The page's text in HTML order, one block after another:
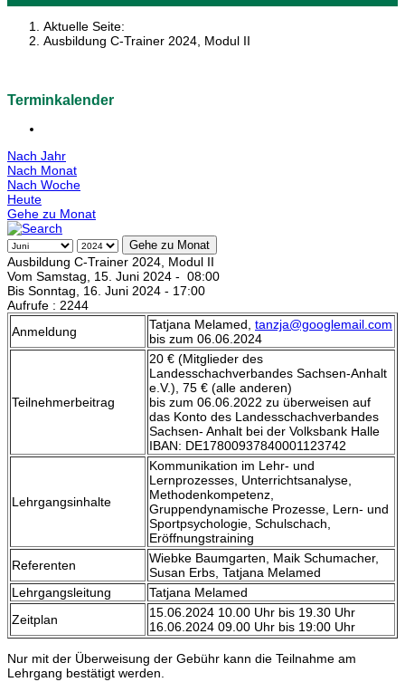
Aktuelle Seite:
Ausbildung C-Trainer 2024, Modul II
Terminkalender
Nach Jahr
Nach Monat
Nach Woche
Heute
Gehe zu Monat
Gehe zu Monat
Ausbildung C-Trainer 2024, Modul II
Vom Samstag, 15. Juni 2024 - 08:00
Bis Sonntag, 16. Juni 2024 - 17:00
Aufrufe : 2244
Anmeldung
Tatjana Melamed, tanzja@googlemail.com
bis zum 06.06.2024
Teilnehmerbeitrag
20 € (Mitglieder des
Landesschachverbandes Sachsen-Anhalt
e.V.), 75 € (alle anderen)
bis zum 06.06.2022 zu überweisen auf
das Konto des Landesschachverbandes
Sachsen- Anhalt bei der Volksbank Halle
IBAN: DE17800937840001123742
Lehrgangsinhalte
Kommunikation im Lehr- und
Lernprozesses, Unterrichtsanalyse,
Methodenkompetenz,
Gruppendynamische Prozesse, Lern- und
Sportpsychologie, Schulschach,
Eröffnungstraining
Referenten
Wiebke Baumgarten, Maik Schumacher,
Susan Erbs, Tatjana Melamed
Lehrgangsleitung
Tatjana Melamed
Zeitplan
15.06.2024 10.00 Uhr bis 19.30 Uhr
16.06.2024 09.00 Uhr bis 19:00 Uhr
Nur mit der Überweisung der Gebühr kann die Teilnahme am
Lehrgang bestätigt werden.